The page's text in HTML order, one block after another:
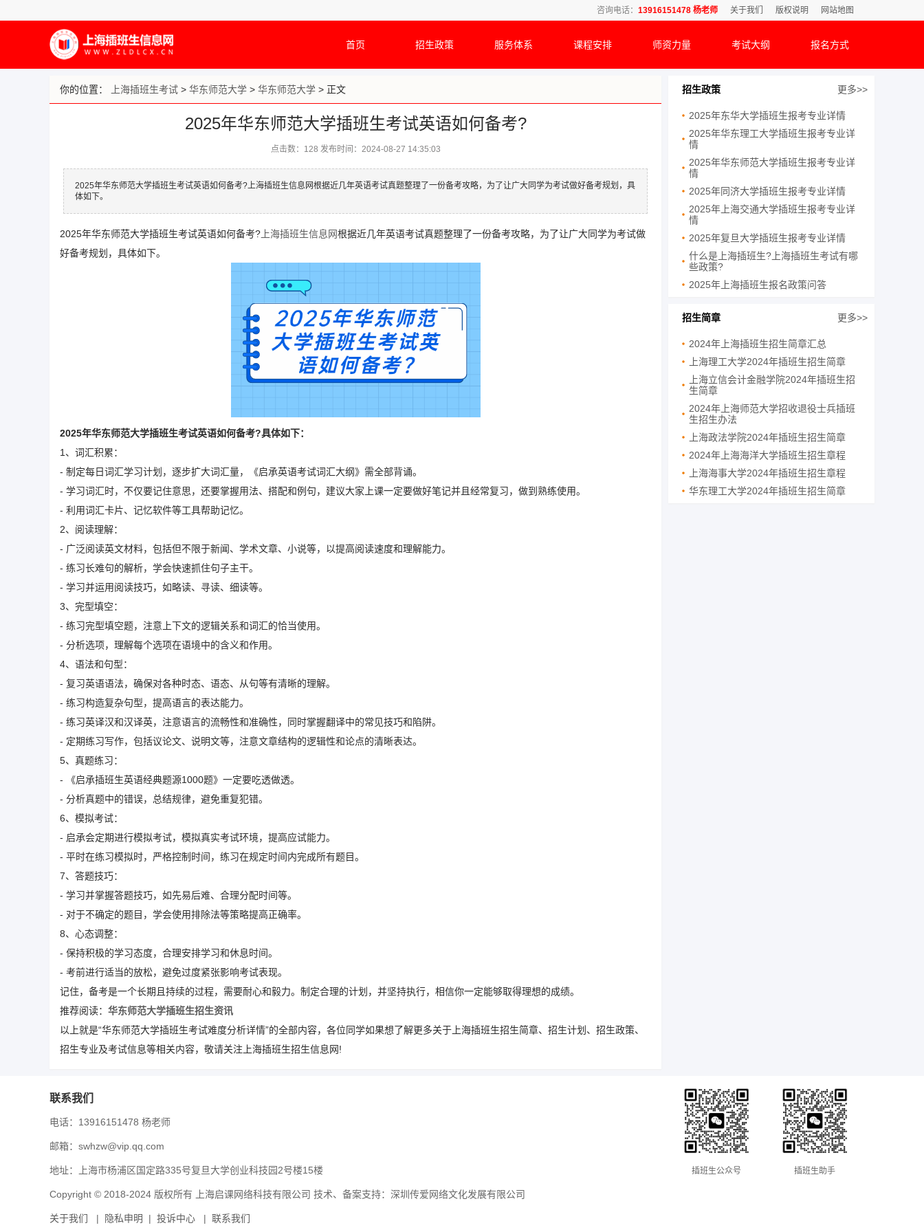
咨询电话： 13916151478 杨老师 关于我们 版权说明 网站地图
首页 招生政策 服务体系 课程安排 师资力量 考试大纲 报名方式
你的位置： 上海插班生考试 > 华东师范大学 > 华东师范大学 > 正文
2025年华东师范大学插班生考试英语如何备考?
点击数： 128 发布时间：2024-08-27 14:35:03
2025年华东师范大学插班生考试英语如何备考?上海插班生信息网根据近几年英语考试真题整理了一份备考攻略，为了让广大同学为考试做好备考规划，具
体如下。
2025年华东师范大学插班生考试英语如何备考? 上海插班生信息网根据近几年英语考试真题整理了一份备考攻略，为了让广大同学为考试做
好备考规划，具体如下。
2025年华东师范大学插班生考试英语如何备考?具体如下：
1、词汇积累：
- 制定每日词汇学习计划，逐步扩大词汇量，《启承英语考试词汇大纲》需全部背诵。
- 学习词汇时，不仅要记住意思，还要掌握用法、搭配和例句，建议大家上课一定要做好笔记并且经常复习，做到熟练使用。
- 利用词汇卡片、记忆软件等工具帮助记忆。
2、阅读理解：
- 广泛阅读英文材料，包括但不限于新闻、学术文章、小说等，以提高阅读速度和理解能力。
- 练习长难句的解析，学会快速抓住句子主干。
- 学习并运用阅读技巧，如略读、寻读、细读等。
3、完型填空：
- 练习完型填空题，注意上下文的逻辑关系和词汇的恰当使用。
- 分析选项，理解每个选项在语境中的含义和作用。
4、语法和句型：
- 复习英语语法，确保对各种时态、语态、从句等有清晰的理解。
- 练习构造复杂句型，提高语言的表达能力。
- 练习英译汉和汉译英，注意语言的流畅性和准确性，同时掌握翻译中的常见技巧和陷阱。
- 定期练习写作，包括议论文、说明文等，注意文章结构的逻辑性和论点的清晰表达。
5、真题练习：
- 《启承插班生英语经典题源1000题》一定要吃透做透。
- 分析真题中的错误，总结规律，避免重复犯错。
6、模拟考试：
- 启承会定期进行模拟考试，模拟真实考试环境，提高应试能力。
- 平时在练习模拟时，严格控制时间，练习在规定时间内完成所有题目。
7、答题技巧：
- 学习并掌握答题技巧，如先易后难、合理分配时间等。
- 对于不确定的题目，学会使用排除法等策略提高正确率。
8、心态调整：
- 保持积极的学习态度，合理安排学习和休息时间。
- 考前进行适当的放松，避免过度紧张影响考试表现。
记住，备考是一个长期且持续的过程，需要耐心和毅力。制定合理的计划，并坚持执行，相信你一定能够取得理想的成绩。
推荐阅读： 华东师范大学插班生招生资讯
以上就是“华东师范大学插班生考试难度分析详情”的全部内容，各位同学如果想了解更多关于上海插班生招生简章、招生计划、招生政策、
招生专业及考试信息等相关内容，敬请关注上海插班生招生信息网!
招生政策 更多>>
2025年东华大学插班生报考专业详情
2025年华东理工大学插班生报考专业详
情
2025年华东师范大学插班生报考专业详
情
2025年同济大学插班生报考专业详情
2025年上海交通大学插班生报考专业详
情
2025年复旦大学插班生报考专业详情
什么是上海插班生?上海插班生考试有哪
些政策?
2025年上海插班生报名政策问答
招生简章 更多>>
2024年上海插班生招生简章汇总
上海理工大学2024年插班生招生简章
上海立信会计金融学院2024年插班生招
生简章
2024年上海师范大学招收退役士兵插班
生招生办法
上海政法学院2024年插班生招生简章
2024年上海海洋大学插班生招生章程
上海海事大学2024年插班生招生章程
华东理工大学2024年插班生招生简章
插班生公众号 插班生助手
联系我们
电话：13916151478 杨老师
邮箱：swhzw@vip.qq.com
地址：上海市杨浦区国定路335号复旦大学创业科技园2号楼15楼
Copyright © 2018-2024 版权所有 上海启课网络科技有限公司 技术、备案支持：深圳传爱网络文化发展有限公司
关于我们 | 隐私申明 | 投诉中心 | 联系我们